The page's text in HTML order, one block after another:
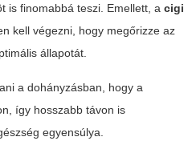
is finomabbá teszi. Emellett, a cigi
kell végezni, hogy megőrizze az
állapotát.
a dohányzásban, hogy a
így hosszabb távon is
egyensúlya.